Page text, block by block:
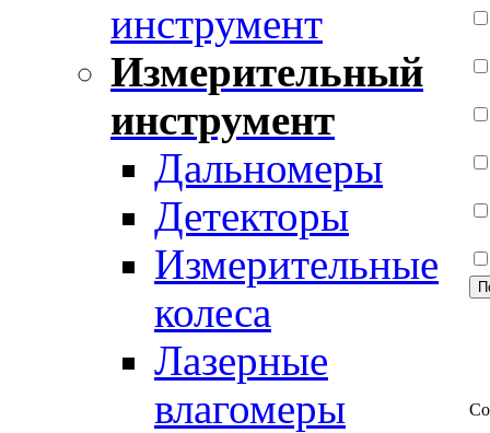
инструмент
Измерительный
инструмент
Дальномеры
Детекторы
Измерительные
колеса
Лазерные
влагомеры